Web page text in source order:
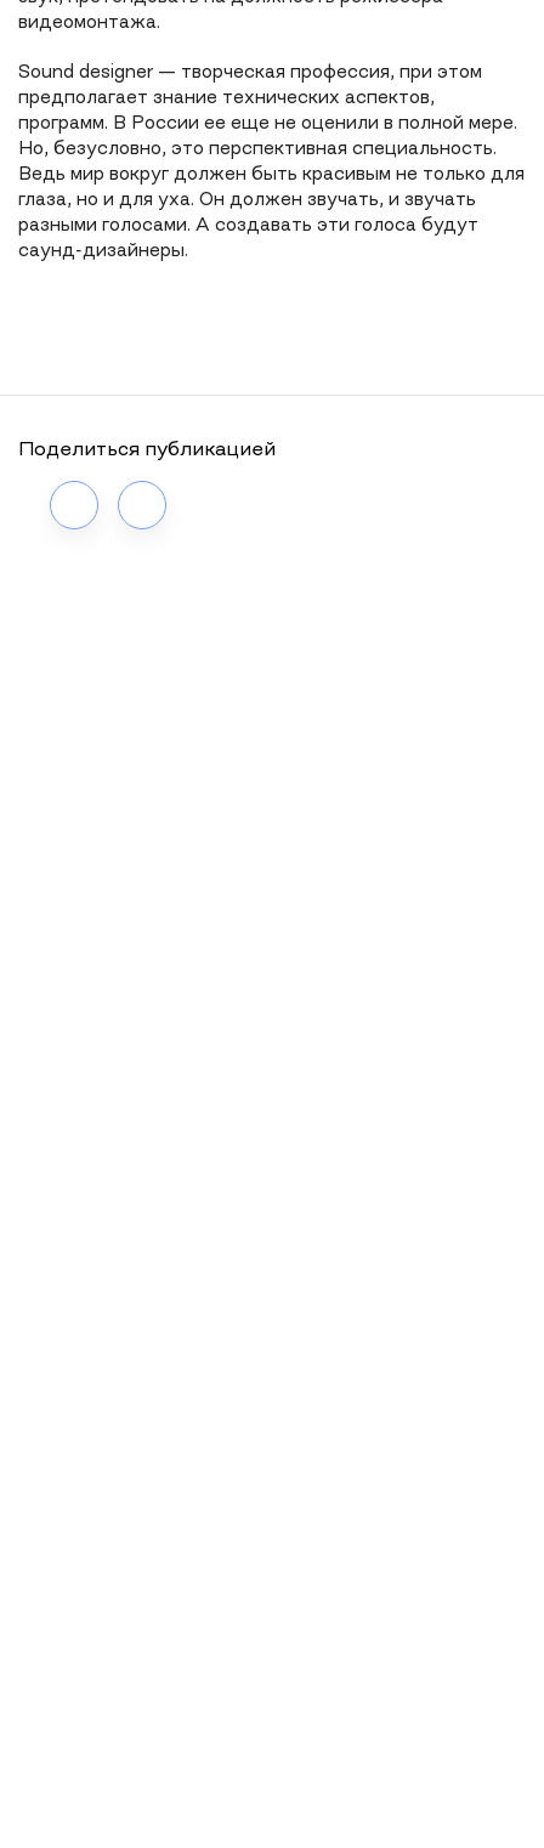
видеомонтажа.
Sound designer — творческая профессия, при этом
предполагает знание технических аспектов,
программ. В России ее еще не оценили в полной мере.
Но, безусловно, это перспективная специальность.
Ведь мир вокруг должен быть красивым не только для
глаза, но и для уха. Он должен звучать, и звучать
разными голосами. А создавать эти голоса будут
саунд-дизайнеры.
Поделиться публикацией